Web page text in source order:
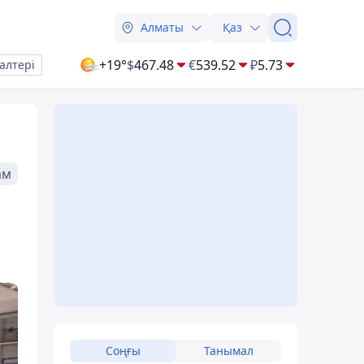
Алматы Қаз
+19°$467.48 €539.52 ₽5.73
Соңғы Танымал